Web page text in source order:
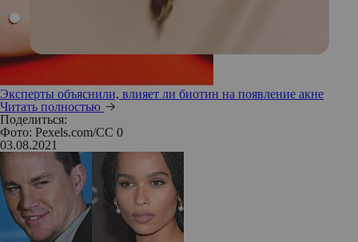
Эксперты объяснили, влияет ли биотин на появление акне
Читать полностью
Поделиться:
Фото: Pexels.com/CC 0
03.08.2021